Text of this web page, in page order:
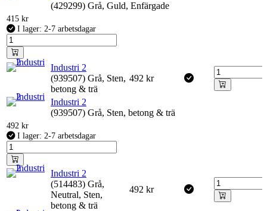
(429299) Grå, Guld, Enfärgade
415 kr
I lager: 2-7 arbetsdagar
Industri 2
(939507) Grå, Sten,
betong & trä
492 kr
Industri 2
(939507) Grå, Sten, betong & trä
492 kr
I lager: 2-7 arbetsdagar
Industri 2
(514483) Grå,
Neutral, Sten,
betong & trä
492 kr